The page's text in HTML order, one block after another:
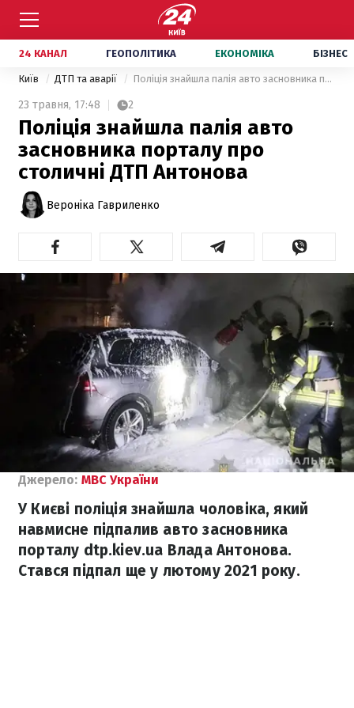
24 КАНАЛ ГЕОПОЛІТИКА ЕКОНОМІКА БІЗНЕС
Київ ДТП та аварії Поліція знайшла палія авто засновника порталу про столичні ДТП Антонова
23 травня, 17:48 2
Поліція знайшла палія авто
засновника порталу про
столичні ДТП Антонова
Вероніка Гавриленко
Джерело: МВС України
У Києві поліція знайшла чоловіка, який
навмисне підпалив авто засновника
порталу dtp.kiev.ua Влада Антонова.
Стався підпал ще у лютому 2021 року.